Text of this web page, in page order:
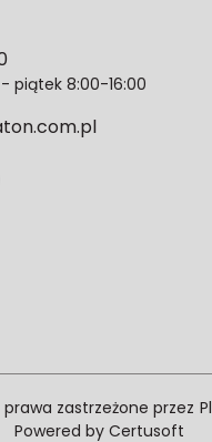
osobowych
Wycofanie zgody nie
przetwarzania
piątek 8:00-16:00
zastrzeżone przez
Powered by Certusoft